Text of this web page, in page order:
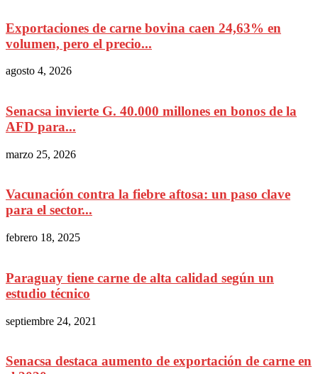
Exportaciones de carne bovina caen 24,63% en
volumen, pero el precio...
agosto 4, 2026
Senacsa invierte G. 40.000 millones en bonos de la
AFD para...
marzo 25, 2026
Vacunación contra la fiebre aftosa: un paso clave
para el sector...
febrero 18, 2025
Paraguay tiene carne de alta calidad según un
estudio técnico
septiembre 24, 2021
Senacsa destaca aumento de exportación de carne en